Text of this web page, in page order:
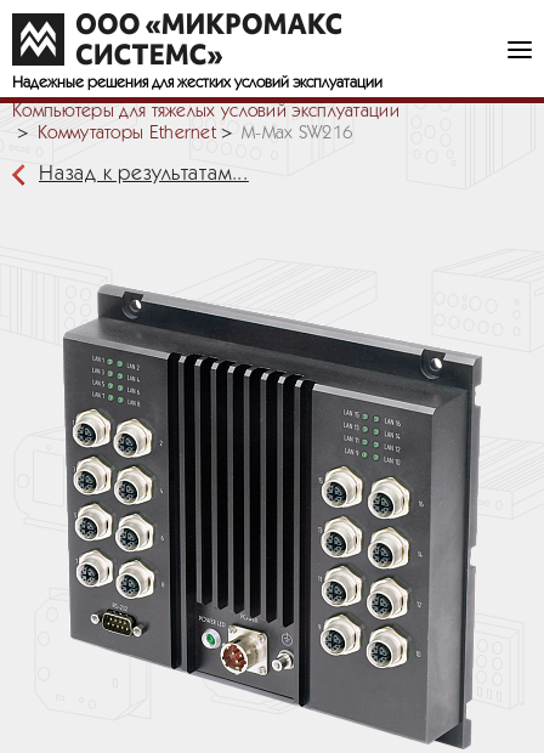
Надежные решения для жестких условий эксплуатации
Компьютеры для тяжелых условий эксплуатации
Коммутаторы Ethernet
M-Max SW216
Назад к результатам...